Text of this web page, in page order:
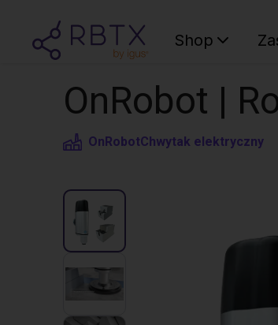
Shop
OnRobot |
OnRobotChwytak elektryczny